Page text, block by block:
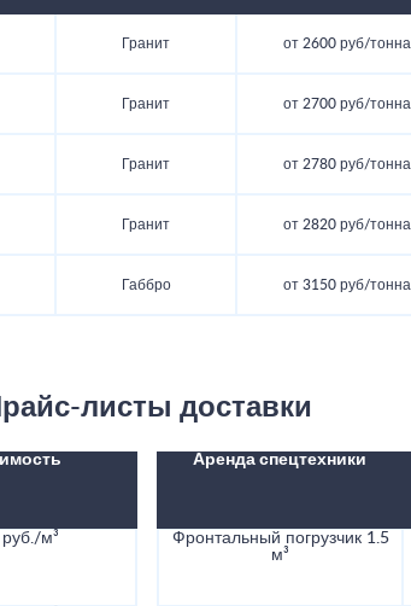
Гранит от 2600 руб/тонна
Гранит от 2700 руб/тонна
Гранит от 2780 руб/тонна
Гранит от 2820 руб/тонна
Габбро от 3150 руб/тонна
листы доставки
м³
Аренда спецтехники
Фронтальный погрузчик 1.5
м³